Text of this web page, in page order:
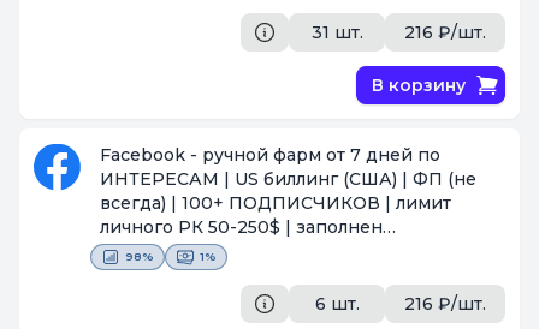
ЧЕКПОИНТ СЕЛФИ | отлежка 1 неделя+ |
ВОЗМОЖЕН ОПТ[Поставщик #367]
31 шт. 216 ₽/шт.
В корзину
Facebook - ручной фарм от 7 дней по
ИНТЕРЕСАМ | US биллинг (США) | ФП (не
всегда) | 100+ ПОДПИСЧИКОВ | лимит
личного РК 50-250$ | заполнен
профиль(ава+ФП+посты) | почта в
комплекте | 2FA | ПРОЙДЕН ЧЕКПОИНТ
СЕЛФИ | отлежка 1 неделя+ | ВОЗМОЖЕН
[Поставщик #367]
98% 1%
6 шт. 216 ₽/шт.